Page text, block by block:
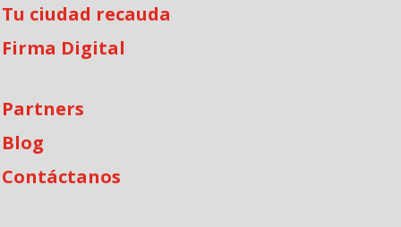
Tu ciudad recauda
Firma Digital
Partners
Blog
Contáctanos